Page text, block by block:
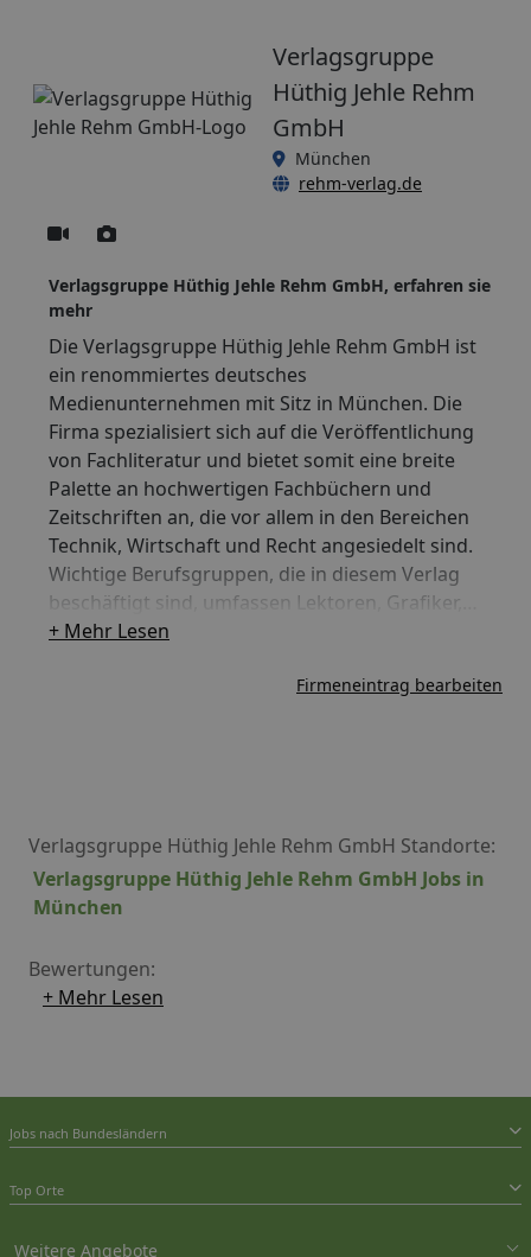
Verlagsgruppe
Hüthig Jehle Rehm
GmbH
München
rehm-verlag.de
Verlagsgruppe Hüthig Jehle Rehm GmbH, erfahren sie
mehr
Die Verlagsgruppe Hüthig Jehle Rehm GmbH ist
ein renommiertes deutsches
Medienunternehmen mit Sitz in München. Die
Firma spezialisiert sich auf die Veröffentlichung
von Fachliteratur und bietet somit eine breite
Palette an hochwertigen Fachbüchern und
Zeitschriften an, die vor allem in den Bereichen
Technik, Wirtschaft und Recht angesiedelt sind.
Wichtige Berufsgruppen, die in diesem Verlag
beschäftigt sind, umfassen Lektoren, Grafiker,
Marketing- und Vertriebsexperten sowie
Innovationskraft hat sich die Verlagsgruppe
+ Mehr Lesen
Firmeneintrag bearbeiten
Verlagsgruppe Hüthig Jehle Rehm GmbH Standorte:
Verlagsgruppe Hüthig Jehle Rehm GmbH Jobs in
München
Bewertungen:
+ Mehr Lesen
Jobs nach Bundesländern
Top Orte
Weitere Angebote